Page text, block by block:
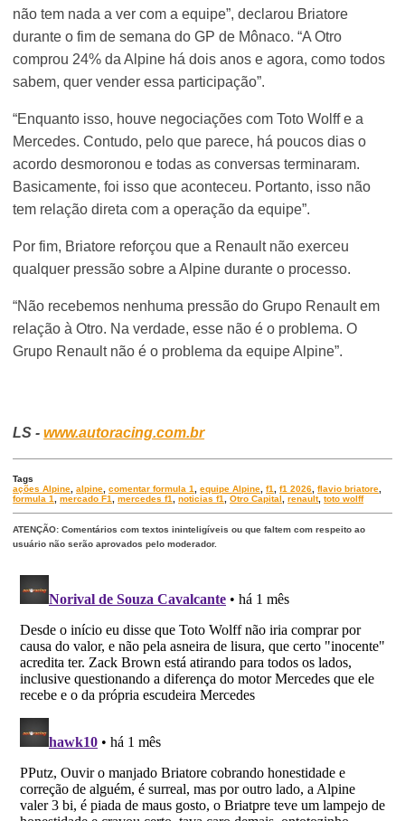
não tem nada a ver com a equipe”, declarou Briatore
durante o fim de semana do GP de Mônaco. “A Otro
comprou 24% da Alpine há dois anos e agora, como todos
sabem, quer vender essa participação”.
“Enquanto isso, houve negociações com Toto Wolff e a
Mercedes. Contudo, pelo que parece, há poucos dias o
acordo desmoronou e todas as conversas terminaram.
Basicamente, foi isso que aconteceu. Portanto, isso não
tem relação direta com a operação da equipe”.
Por fim, Briatore reforçou que a Renault não exerceu
qualquer pressão sobre a Alpine durante o processo.
“Não recebemos nenhuma pressão do Grupo Renault em
relação à Otro. Na verdade, esse não é o problema. O
Grupo Renault não é o problema da equipe Alpine”.
LS -www.autoracing.com.br
Tags
ações Alpine ,alpine ,comentar formula 1 ,equipe Alpine ,f1 ,f1 2026 ,flavio briatore
formula 1
,mercado F1 ,mercedes f1 ,noticias f1 ,Otro Capital ,renault,toto wolff
ATENÇÃO: Comentários com textos ininteligíveis ou que faltem com respeito ao
usuário não serão aprovados pelo moderador.